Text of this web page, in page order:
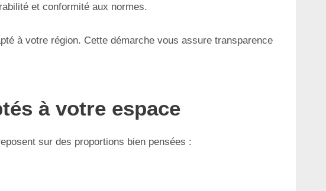
et conformité aux normes.
à votre région. Cette démarche vous assure transparence
à votre espace
sur des proportions bien pensées :